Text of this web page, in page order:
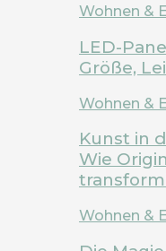
Wohnen &
LED-
Größe,
Wohnen &
Kunst in
Wie
Wohnen &